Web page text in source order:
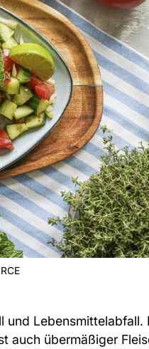
und Lebensmittelabfall.
auch übermäßiger